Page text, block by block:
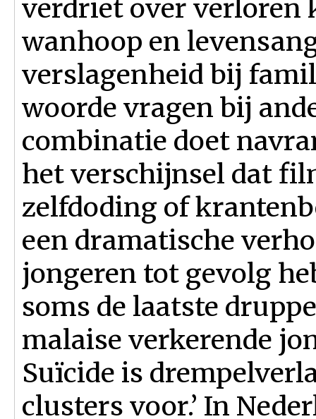
verdriet over verloren
wanhoop en
verslagenheid bij
woorde vragen bij
combinatie doet
het verschijnsel dat
zelfdoding of
een dramatische
jongeren tot gevolg
soms de laatste
malaise verkerende
Suïcide is
clusters voor.’ In